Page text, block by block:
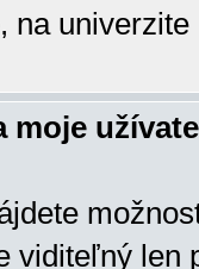
na univerzite
moje
viditeľný len